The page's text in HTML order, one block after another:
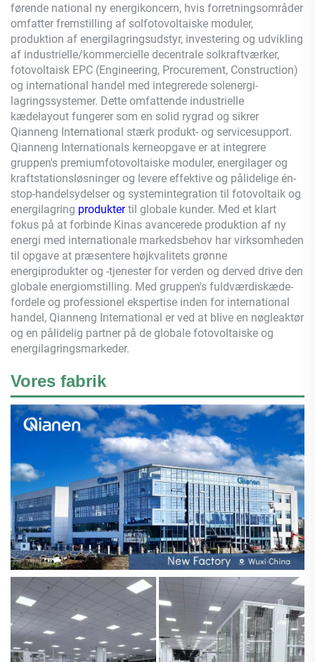
førende national ny energikoncern, hvis forretningsområder
omfatter fremstilling af solfotovoltaiske moduler,
produktion af energilagringsudstyr, investering og udvikling
af industrielle/kommercielle decentrale solkraftværker,
fotovoltaisk EPC (Engineering, Procurement, Construction)
og international handel med integrerede solenergi-
lagringssystemer. Dette omfattende industrielle
kædelayout fungerer som en solid rygrad og sikrer
Qianneng International stærk produkt- og servicesupport.
Qianneng Internationals kerneopgave er at integrere
gruppen's premiumfotovoltaiske moduler, energilager og
kraftstationsløsninger og levere effektive og pålidelige én-
stop-handelsydelser og systemintegration til fotovoltaik og
energilagring produktertil globale kunder. Med et klart
fokus på at forbinde Kinas avancerede produktion af ny
energi med internationale markedsbehov har virksomheden
til opgave at præsentere højkvalitets grønne
energiprodukter og -tjenester for verden og derved drive den
globale energiomstilling. Med gruppen's fuldværdiskæde-
fordele og professionel ekspertise inden for international
handel, Qianneng International er ved at blive en nøgleaktør
og en pålidelig partner på de globale fotovoltaiske og
energilagringsmarkeder.
Vores fabrik